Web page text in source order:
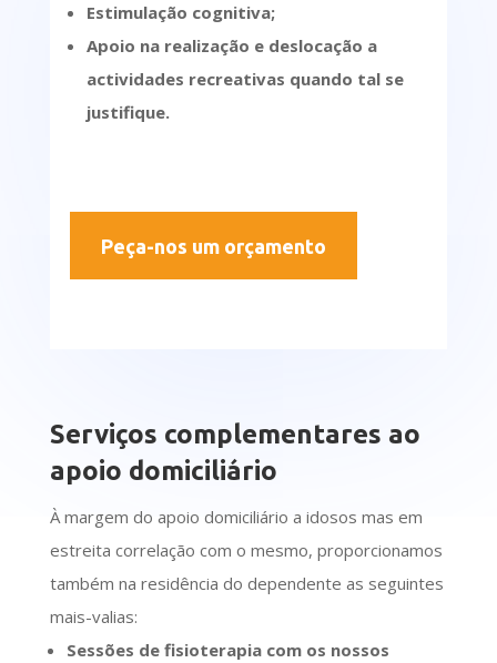
Estimulação cognitiva;
Apoio na realização e deslocação a
actividades recreativas quando tal se
justifique.
Peça-nos um orçamento
Serviços complementares ao
apoio domiciliário
À margem do apoio domiciliário a idosos mas em
estreita correlação com o mesmo, proporcionamos
também na residência do dependente as seguintes
mais-valias:
Sessões de fisioterapia com os nossos